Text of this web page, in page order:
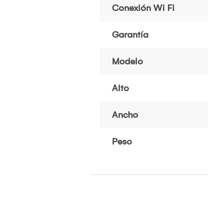
Conexión Wi Fi
Garantía
Modelo
Alto
Ancho
Peso